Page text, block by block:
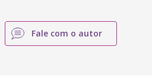
Fale com o autor